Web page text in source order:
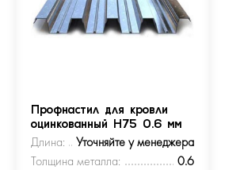
Профнастил для кровли
оцинкованный Н75 0.6 мм
Длина:
Уточняйте у менеджера
Толщина металла:
0.6